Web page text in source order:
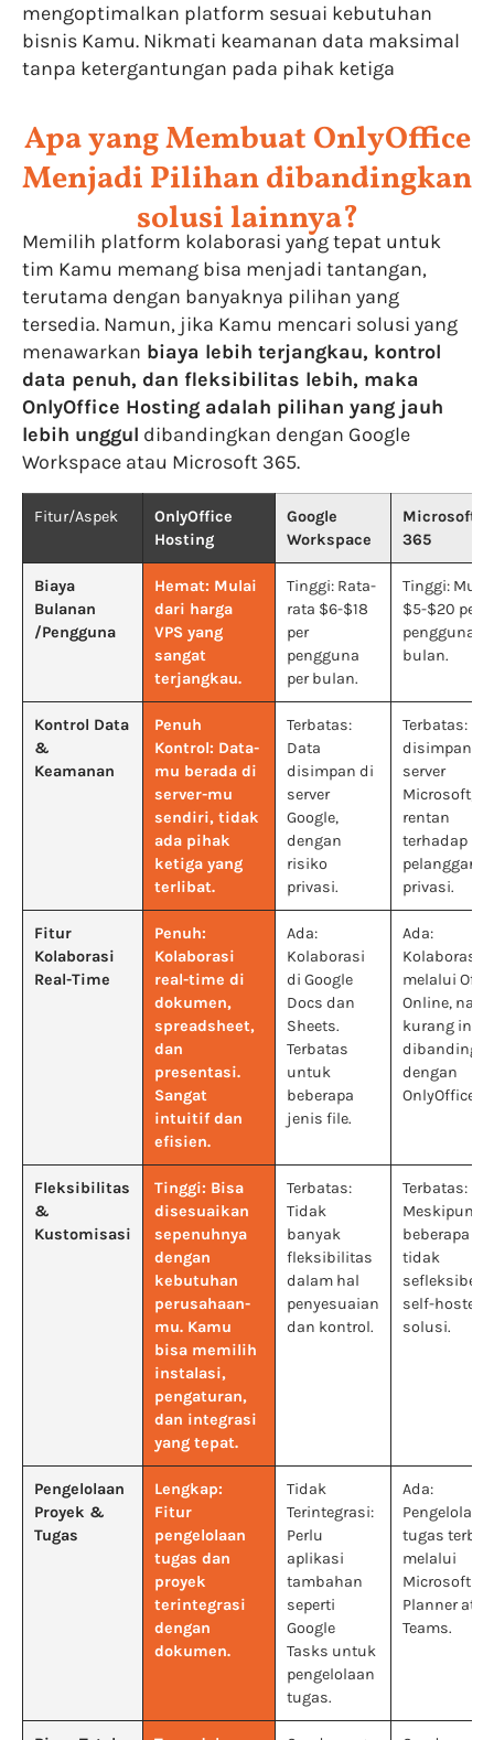
mengoptimalkan platform sesuai kebutuhan
bisnis Kamu. Nikmati keamanan data maksimal
tanpa ketergantungan pada pihak ketiga
Apa yang Membuat OnlyOffice
Menjadi Pilihan dibandingkan
solusi lainnya?
Memilih platform kolaborasi yang tepat untuk
tim Kamu memang bisa menjadi tantangan,
terutama dengan banyaknya pilihan yang
tersedia. Namun, jika Kamu mencari solusi yang
menawarkan biaya lebih terjangkau, kontrol
data penuh, dan fleksibilitas lebih, maka
OnlyOffice Hosting adalah pilihan yang jauh
lebih unggul dibandingkan dengan Google
Workspace atau Microsoft 365.
Fitur/Aspek
OnlyOffice
Hosting
Google
Workspace
Microsoft
365
Biaya
Bulanan
/Pengguna
Hemat: Mulai
dari harga
VPS yang
sangat
terjangkau.
Tinggi: Rata-
rata $6-$18
per
pengguna
per bulan.
Tinggi: Mulai
$5-$20 per
pengguna
bulan.
Kontrol Data
&
Keamanan
Penuh
Kontrol: Data-
mu berada di
server-mu
sendiri, tidak
ada pihak
ketiga yang
terlibat.
Terbatas:
Data
disimpan di
server
Google,
dengan
risiko
privasi.
Terbatas:
disimpan di
server
Microsoft,
rentan
terhadap
pelanggaran
privasi.
Fitur
Kolaborasi
Real-Time
Penuh:
Kolaborasi
real-time di
dokumen,
spreadsheet,
dan
presentasi.
Sangat
intuitif dan
efisien.
Ada:
Kolaborasi
di Google
Docs dan
Sheets.
Terbatas
untuk
beberapa
jenis file.
Ada:
Kolaborasi
melalui
Online,
kurang
dengan
OnlyOffice.
Fleksibilitas
&
Kustomisasi
Tinggi: Bisa
disesuaikan
sepenuhnya
dengan
kebutuhan
perusahaan-
mu. Kamu
bisa memilih
instalasi,
pengaturan,
dan integrasi
yang tepat.
Terbatas:
Tidak
banyak
fleksibilitas
dalam hal
penyesuaian
dan kontrol.
Terbatas:
Meskipun
beberapa
tidak
sefleksibel
self-hosted
solusi.
Pengelolaan
Proyek &
Tugas
Lengkap:
Fitur
pengelolaan
tugas dan
proyek
terintegrasi
dengan
dokumen.
Tidak
Terintegrasi:
Perlu
aplikasi
tambahan
seperti
Google
Tasks untuk
pengelolaan
tugas.
Ada:
Pengelolaan
tugas
melalui
Microsoft
Planner atau
Teams.